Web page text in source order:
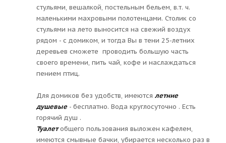
стульями, вешалкой, постельным бельем, в.т. ч.
маленькими махровыми полотенцами. Столик со
стульями на лето выносится на свежий воздух
рядом - с домиком, и тогда Вы в тени 25-летних
деревьев сможете проводить большую часть
своего времени, пить чай, кофе и наслаждаться
пением птиц.
Для домиков без удобств, имеются летние
душевые - бесплатно. Вода круглосуточно . Есть
горячий душ .
Туалетобщего пользования выложен кафелем,
имеются смывные бачки, убирается несколько раз в